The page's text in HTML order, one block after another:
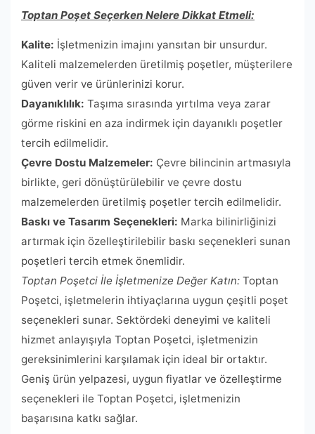
Toptan Poşet Seçerken Nelere Dikkat Etmeli:
Kalite: İşletmenizin imajını yansıtan bir unsurdur.
Kaliteli malzemelerden üretilmiş poşetler, müşterilere
güven verir ve ürünlerinizi korur.
Dayanıklılık: Taşıma sırasında yırtılma veya zarar
görme riskini en aza indirmek için dayanıklı poşetler
tercih edilmelidir.
Çevre Dostu Malzemeler: Çevre bilincinin artmasıyla
birlikte, geri dönüştürülebilir ve çevre dostu
malzemelerden üretilmiş poşetler tercih edilmelidir.
Baskı ve Tasarım Seçenekleri: Marka bilinirliğinizi
artırmak için özelleştirilebilir baskı seçenekleri sunan
poşetleri tercih etmek önemlidir.
Toptan Poşetci İle İşletmenize Değer Katın: Toptan
Poşetci, işletmelerin ihtiyaçlarına uygun çeşitli poşet
seçenekleri sunar. Sektördeki deneyimi ve kaliteli
hizmet anlayışıyla Toptan Poşetci, işletmenizin
gereksinimlerini karşılamak için ideal bir ortaktır.
Geniş ürün yelpazesi, uygun fiyatlar ve özelleştirme
seçenekleri ile Toptan Poşetci, işletmenizin
başarısına katkı sağlar.